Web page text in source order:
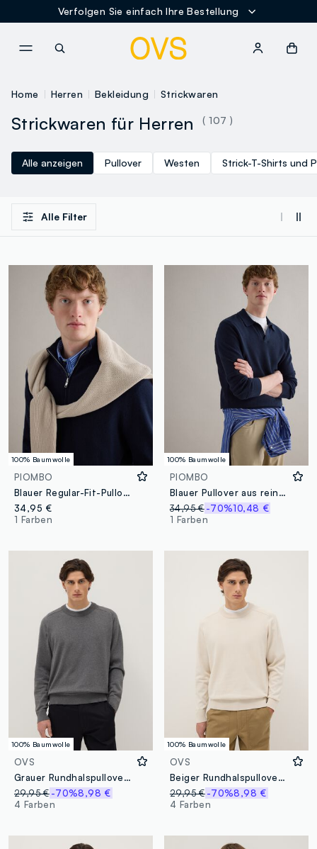
Verfolgen Sie einfach Ihre Bestellung
Home Herren Bekleidung Strickwaren
Strickwaren für Herren ( 107 )
Alle anzeigen Pullover Westen Strick-T-Shirts und
Alle Filter
100% Baumwolle
PIOMBO
Blauer Regular-Fit-Pullover aus reiner Baumwolle mit hohem Kragen und Reißverschluss
34,95 €
1 Farben
100% Baumwolle
PIOMBO
Blauer Pullover aus reiner Baumwolle, Regular Fit mit Polokragen
34,95 € -70%10,48 €
1 Farben
100% Baumwolle
OVS
Grauer Rundhalspullover aus reiner Baumwolle im Regular Fit
29,95 €-70%8,98 €
4 Farben
100% Baumwolle
OVS
Beiger Rundhalspullover aus reiner Baumwolle im Regular Fit
29,95 € -70%8,98 €
4 Farben